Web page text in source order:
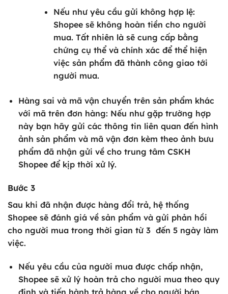
Nếu như yêu cầu gửi không hợp lệ:
Shopee sẽ không hoàn tiền cho người
mua. Tất nhiên là sẽ cung cấp bằng
chứng cụ thể và chính xác để thể hiện
việc sản phẩm đã thành công giao tới
người mua.
Hàng sai và mã vận chuyển trên sản phẩm khác
với mã trên đơn hàng: Nếu như gặp trường hợp
này bạn hãy gửi các thông tin liên quan đến hình
ảnh sản phẩm và mã vận đơn kèm theo ảnh bưu
phẩm đã nhận gửi về cho trung tâm CSKH
Shopee để kịp thời xử lý.
Bước 3
Sau khi đã nhận được hàng đổi trả, hệ thống
Shopee sẽ đánh giá về sản phẩm và gửi phản hồi
cho người mua trong thời gian từ 3 đến 5 ngày làm
việc.
Nếu yêu cầu của người mua được chấp nhận,
Shopee sẽ xử lý hoàn trả cho người mua theo quy
định và tiến hành trả hàng về cho người bán